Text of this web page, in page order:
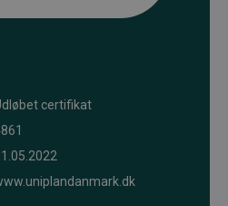
certifikat